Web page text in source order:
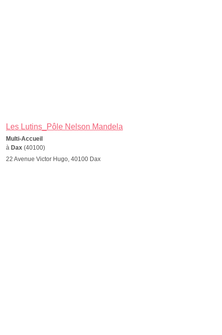
Les Lutins_Pôle Nelson Mandela
Multi-Accueil
à Dax (40100)
22 Avenue Victor Hugo, 40100 Dax